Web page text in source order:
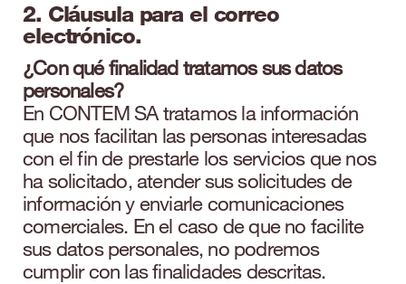
2. Cláusula para el correo
electrónico.
¿Con qué finalidad tratamos sus datos
personales?
En CONTEM SA tratamos la información
que nos facilitan las personas interesadas
con el fin de prestarle los servicios que nos
ha solicitado, atender sus solicitudes de
información y enviarle comunicaciones
comerciales. En el caso de que no facilite
sus datos personales, no podremos
cumplir con las finalidades descritas.